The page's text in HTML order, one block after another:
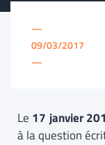
—
09/03/2017
—
Le 17 janvier
à la question